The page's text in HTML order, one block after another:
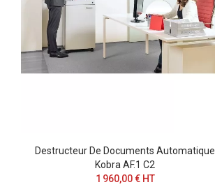
Destructeur De Documents Automatique
Kobra AF.1 C2
1 960,00 € HT